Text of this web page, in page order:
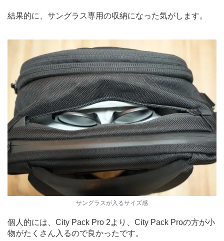
結果的に、サングラス専用の収納になった気がします。
サングラスが入るサイズ感
個人的には、City Pack Pro 2より、City Pack Proの方が小
物がたくさん入るので良かったです。